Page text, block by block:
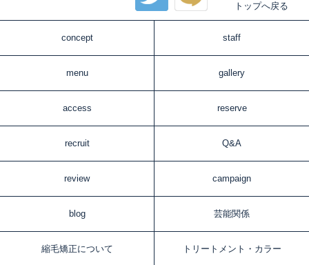
トップへ戻る
concept staff
menu gallery
access reserve
recruit Q&A
review campaign
blog 芸能関係
縮毛矯正について トリートメント・カラー